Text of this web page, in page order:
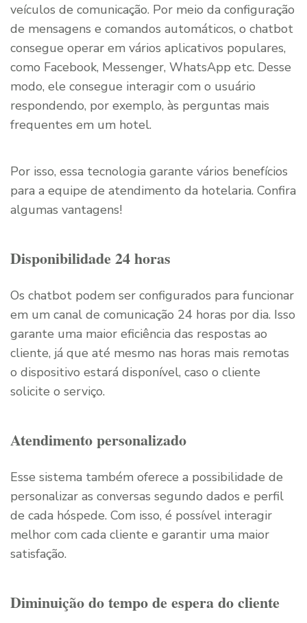
veículos de comunicação. Por meio da configuração
de mensagens e comandos automáticos, o chatbot
consegue operar em vários aplicativos populares,
como Facebook, Messenger, WhatsApp etc. Desse
modo, ele consegue interagir com o usuário
respondendo, por exemplo, às perguntas mais
frequentes em um hotel.
Por isso, essa tecnologia garante vários benefícios
para a equipe de atendimento da hotelaria. Confira
algumas vantagens!
Disponibilidade 24 horas
Os chatbot podem ser configurados para funcionar
em um canal de comunicação 24 horas por dia. Isso
garante uma maior eficiência das respostas ao
cliente, já que até mesmo nas horas mais remotas
o dispositivo estará disponível, caso o cliente
solicite o serviço.
Atendimento personalizado
Esse sistema também oferece a possibilidade de
personalizar as conversas segundo dados e perfil
de cada hóspede. Com isso, é possível interagir
melhor com cada cliente e garantir uma maior
satisfação.
Diminuição do tempo de espera do cliente